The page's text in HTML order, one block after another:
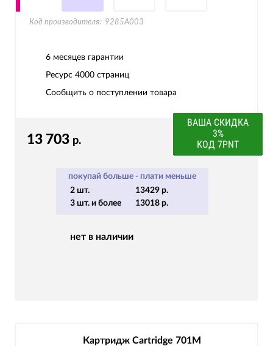
ВАША СКИДКА
3%
КОД 7PNT
13 703 р.
покупай больше - плати меньше
2 шт.
13429 р.
3 шт. и более
13018 р.
нет в наличии
Код производителя: 9285A003
6 месяцев гарантии
Ресурс 4000 страниц
Сообщить о поступлении товара
Картридж Cartridge 701M